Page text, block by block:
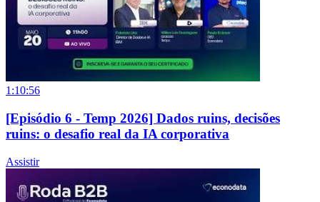
1:10:56
[Episódio 6 - Temp 2026] Dados ruins, decisões
ruins: o desafio real da IA corporativa
Assistir